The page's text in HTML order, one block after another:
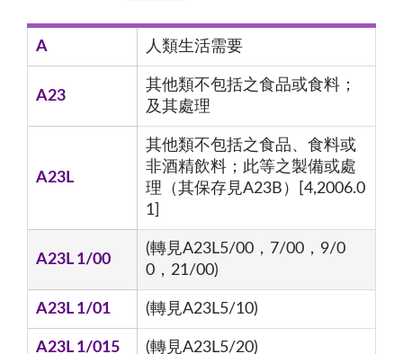
A 人類生活需要
A23
其他類不包括之食品或食料；
及其處理
A23L
其他類不包括之食品、食料或
非酒精飲料；此等之製備或處
理（其保存見A23B）[4,2006.0
1]
A23L 1/00
(轉見A23L5/00，7/00，9/0
0，21/00)
A23L 1/01 (轉見A23L5/10)
A23L 1/015 (轉見A23L5/20)